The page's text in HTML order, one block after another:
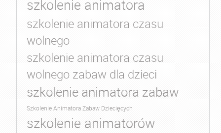
szkolenie animatora
szkolenie animatora czasu
wolnego
szkolenie animatora czasu
wolnego zabaw dla dzieci
szkolenie animatora zabaw
Szkolenie Animatora Zabaw Dziecięcych
szkolenie animatorów